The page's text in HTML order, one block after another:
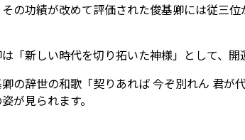
の功績が改めて評価された俊基卿には従三
「新しい時代を切り拓いた神様」として、
の辞世の和歌「契りあれば 今ぞ別れん 君
が見られます。